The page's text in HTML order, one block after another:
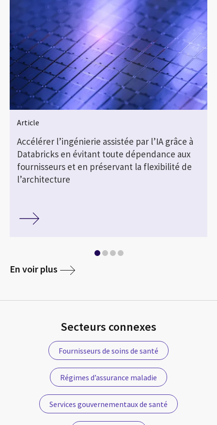
Article
Accélérer l’ingénierie assistée par l’IA grâce à
Databricks en évitant toute dépendance aux
fournisseurs et en préservant la flexibilité de
l’architecture
En voir plus
Secteurs connexes
Fournisseurs de soins de santé
Régimes d’assurance maladie
Services gouvernementaux de santé